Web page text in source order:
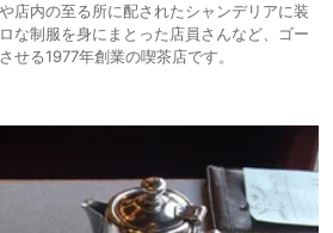
店内の至る所に配されたシャンデリアに装
な制服を身にまとった店員さんなど、ゴー
せる1977年創業の喫茶店です。